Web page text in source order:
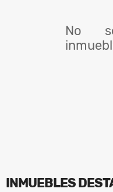
No
INMUEBLES